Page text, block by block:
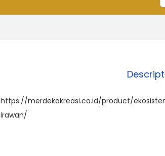
https://merdekakreasi.co.id/product/
irawan/